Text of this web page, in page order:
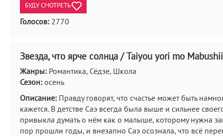
БУДУ СМОТРЕТЬ
Голосов: 2770
Звезда, что ярче солнца / Taiyou yori mo
Жанры: Романтика, Сёдзе, Школа
Сезон: осень
Описание: Правду говорят, что счастье может быть
кажется. В детстве Саэ всегда была выше и сильнее
привыкла думать о нём как о малыше, которому нужна
пор прошли годы, и внезапно Саэ осознала, что всё